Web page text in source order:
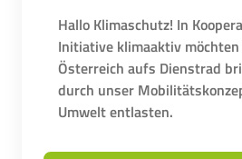
Hallo Klimaschutz! In
Initiative klimaaktiv
Österreich aufs Dienstrad
durch unser
Umwelt entlasten.